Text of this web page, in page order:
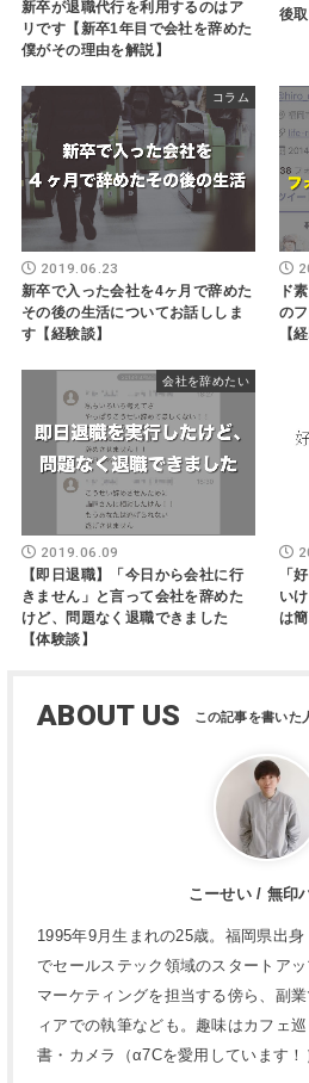
新卒が退職代行を利用するのはア
リです【新卒1年目で会社を辞めた
僕がその理由を解説】
後
コラム
2019.06.23
新卒で入った会社を4ヶ月で辞めた
その後の生活についてお話ししま
す【経験談】
ド
の
【
会社を辞めたい
2019.06.09
【即日退職】「今日から会社に行
きません」と言って会社を辞めた
けど、問題なく退職できました
【体験談】
「
い
は
ABOUT US
こーせい / 無印
1995年9月生まれの25歳。福岡県出
でセールステック領域のスタートア
マーケティングを担当する傍ら、副
ィアでの執筆なども。趣味はカフェ
書・カメラ（α7Cを愛用しています！